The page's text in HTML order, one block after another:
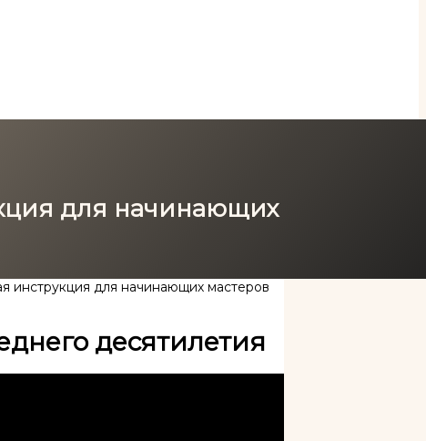
для начинающих
инструкция для начинающих мастеров
десятилетия